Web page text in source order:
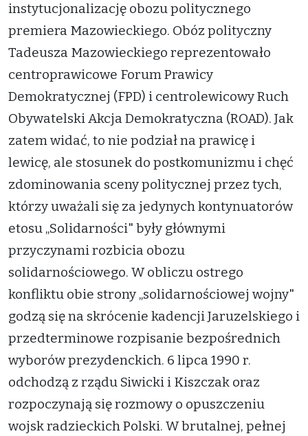
instytucjonalizację obozu politycznego
premiera Mazowieckiego. Obóz polityczny
Tadeusza Mazowieckiego reprezentowało
centroprawicowe Forum Prawicy
Demokratycznej (FPD) i centrolewicowy Ruch
Obywatelski Akcja Demokratyczna (ROAD). Jak
zatem widać, to nie podział na prawicę i
lewicę, ale stosunek do postkomunizmu i chęć
zdominowania sceny politycznej przez tych,
którzy uważali się za jedynych kontynuatorów
etosu „Solidarności" były głównymi
przyczynami rozbicia obozu
solidarnościowego. W obliczu ostrego
konfliktu obie strony „solidarnościowej wojny"
godzą się na skrócenie kadencji Jaruzelskiego i
przedterminowe rozpisanie bezpośrednich
wyborów prezydenckich. 6 lipca 1990 r.
odchodzą z rządu Siwicki i Kiszczak oraz
rozpoczynają się rozmowy o opuszczeniu
wojsk radzieckich Polski. W brutalnej, pełnej